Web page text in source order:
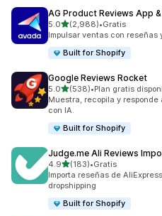
AG Product Reviews App &
5.0de 5 estrellas
(2,988)
2988 reseñas en total
•Gratis
Impulsar ventas con
Built for Shopify
Google Reviews Rocket
5.0de 5 estrellas
(538)
538 reseñas en total
•Plan gratis
Muestra, recopila y
con IA.
Built for Shopify
Judge.me Ali Reviews
4.9de 5 estrellas
(183)
183 reseñas en total
•Gratis
Importa reseñas de
dropshipping
Built for Shopify